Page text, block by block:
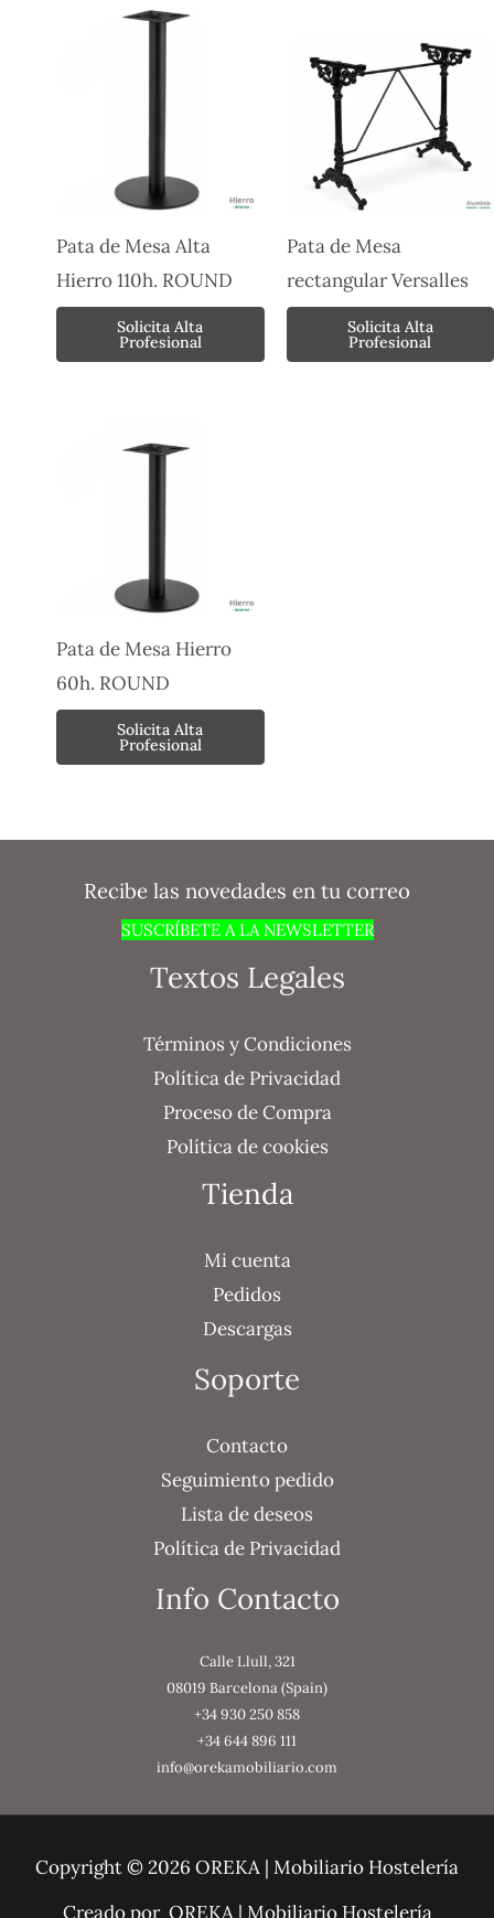
Pata de Mesa Alta
Hierro 110h. ROUND
Solicita Alta
Profesional
Pata de Mesa
rectangular Versalles
Solicita Alta
Profesional
Pata de Mesa Hierro
60h. ROUND
Solicita Alta
Profesional
Recibe las novedades en tu correo
SUSCRÍBETE A LA NEWSLETTER
Textos Legales
Términos y Condiciones
Política de Privacidad
Proceso de Compra
Política de cookies
Tienda
Mi cuenta
Pedidos
Descargas
Soporte
Contacto
Seguimiento pedido
Lista de deseos
Política de Privacidad
Info Contacto
Calle Llull, 321
08019 Barcelona (Spain)
+34 930 250 858
+34 644 896 111
info@orekamobiliario.com
Copyright © 2026 OREKA | Mobiliario Hostelería
Creado por OREKA | Mobiliario Hostelería